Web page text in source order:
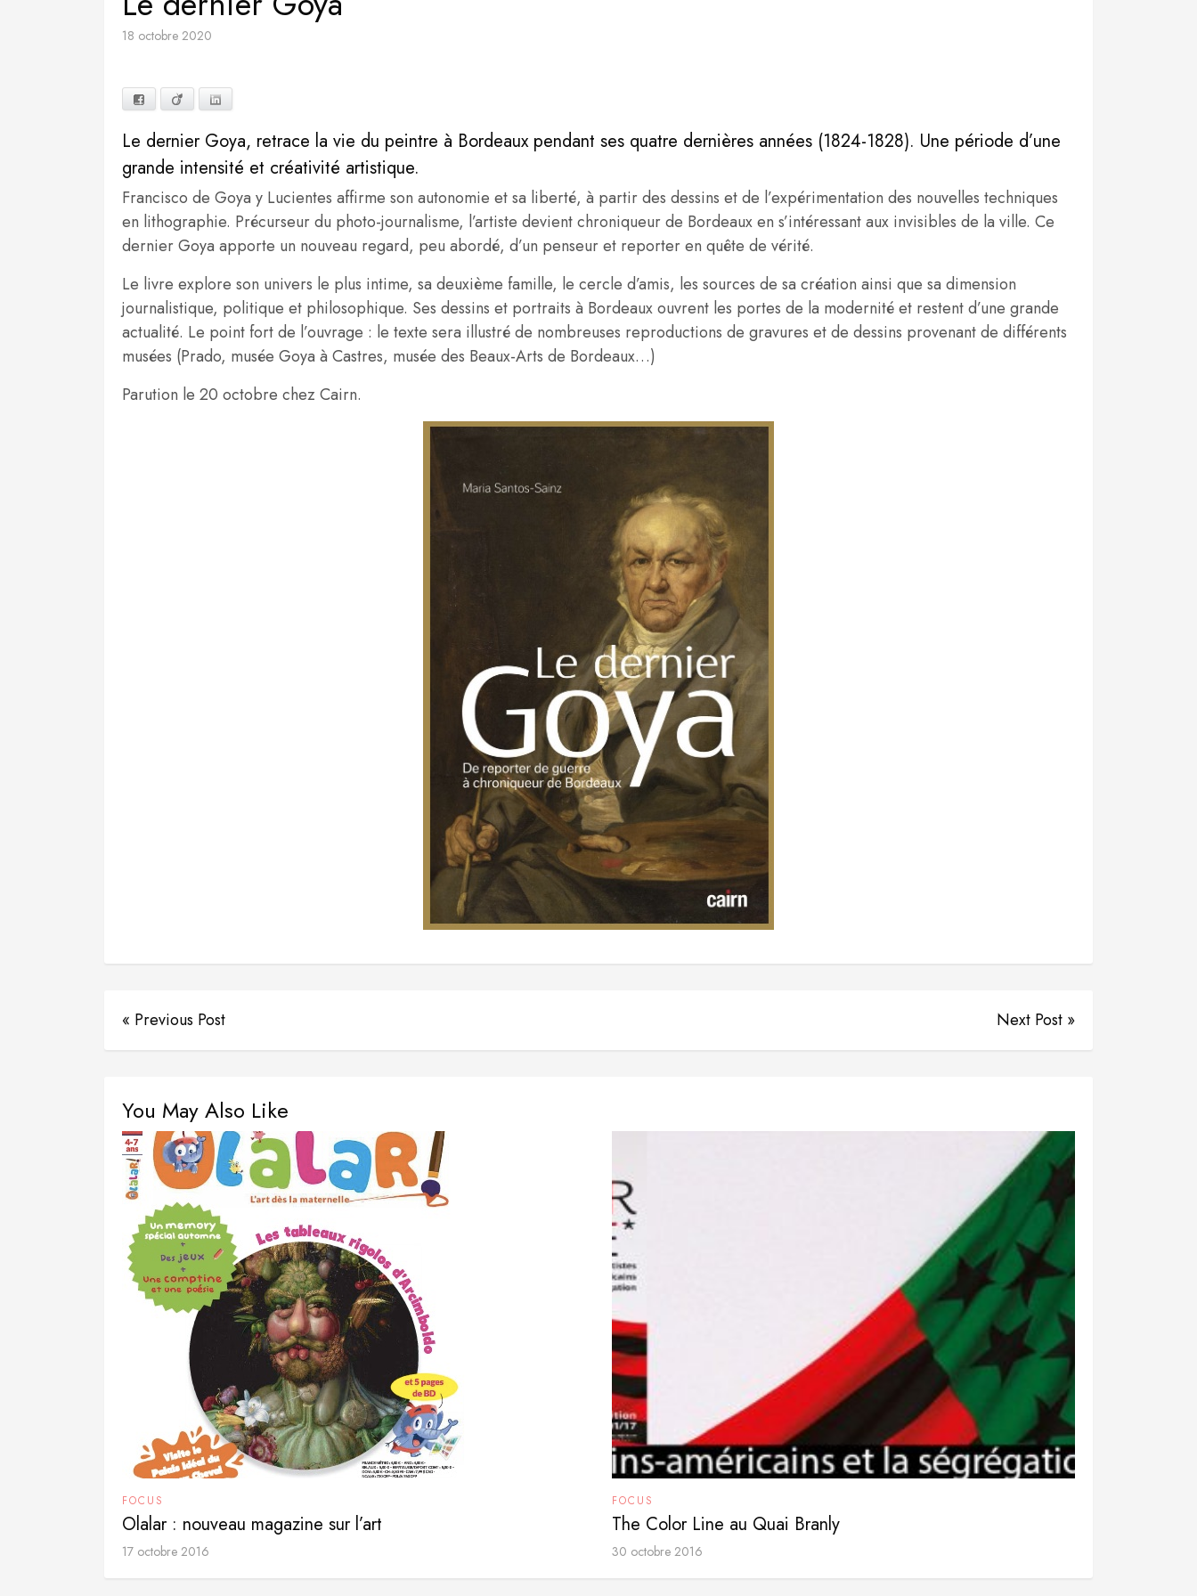
18 octobre 2020
Facebook Viadeo
Le dernier Goya, retrace la vie du peintre à Bordeaux pendant ses quatre dernières années (1824-1828). Une période d’une
grande intensité et créativité artistique.
Francisco de Goya y Lucientes affirme son autonomie et sa liberté, à partir des dessins et de l’expérimentation des nouvelles techniques
en lithographie. Précurseur du photo-journalisme, l’artiste devient chroniqueur de Bordeaux en s’intéressant aux invisibles de la ville. Ce
dernier Goya apporte un nouveau regard, peu abordé, d’un penseur et reporter en quête de vérité.
Le livre explore son univers le plus intime, sa deuxième famille, le cercle d’amis, les sources de sa création ainsi que sa dimension
journalistique, politique et philosophique. Ses dessins et portraits à Bordeaux ouvrent les portes de la modernité et restent d’une grande
actualité. Le point fort de l’ouvrage : le texte sera illustré de nombreuses reproductions de gravures et de dessins provenant de différents
musées (Prado, musée Goya à Castres, musée des Beaux-Arts de Bordeaux…)
Parution le 20 octobre chez Cairn.
« Previous Post Next Post »
You May Also Like
FOCUS
Olalar : nouveau magazine sur l’art
17 octobre 2016
FOCUS
The Color Line au Quai Branly
30 octobre 2016